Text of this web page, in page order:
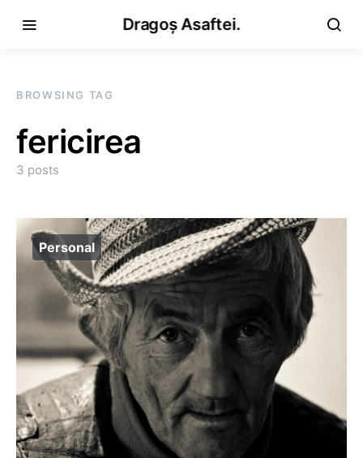
Dragoș Asaftei.
BROWSING TAG
fericirea
3 posts
Personal